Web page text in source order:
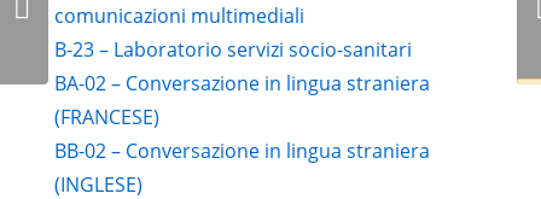
comunicazioni multimediali
B-23 – Laboratorio servizi socio-sanitari
BA-02 – Conversazione in lingua straniera
(FRANCESE)
BB-02 – Conversazione in lingua straniera
(INGLESE)